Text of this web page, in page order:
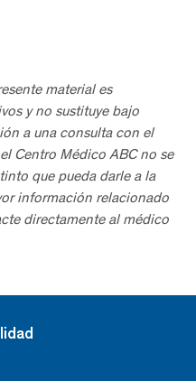
material es
y no sustituye bajo
a una consulta con el
Centro Médico ABC no se
que pueda darle a la
información relacionado
directamente al médico